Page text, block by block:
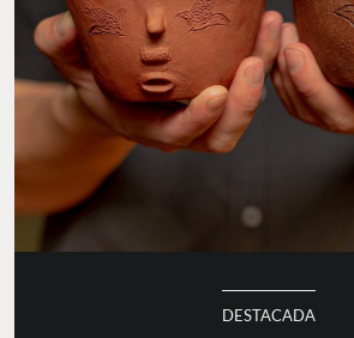
DESTACADA